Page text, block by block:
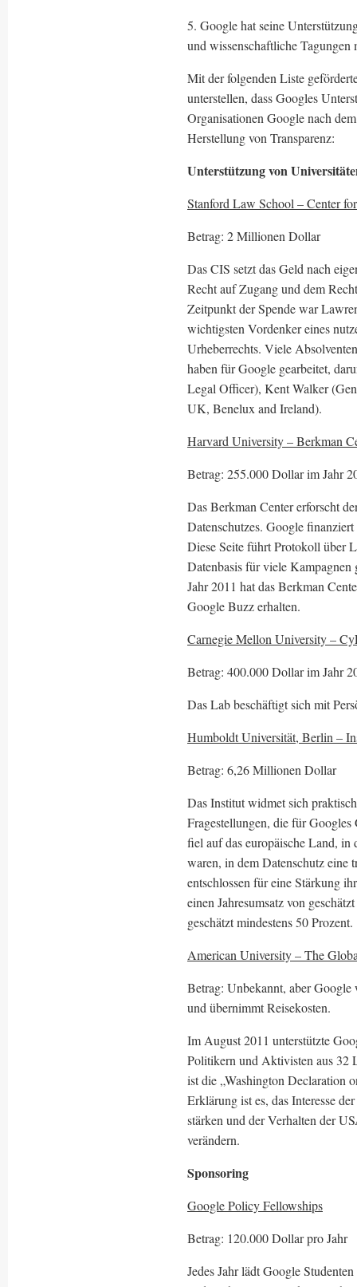
5. Google hat seine
und wissenschaftliche Tagungen
Mit der folgenden Liste
unterstellen, dass Googles
Organisationen Google nach
Herstellung von Transparenz:
Unterstützung von
Stanford Law School – Center
Betrag: 2 Millionen Dollar
Das CIS setzt das Geld nach
Recht auf Zugang und dem
Zeitpunkt der Spende war
wichtigsten Vordenker eines
Urheberrechts. Viele
haben für Google gearbeitet,
Legal Officer), Kent Walker
UK, Benelux and Ireland).
Harvard University – Berkman
Betrag: 255.000 Dollar im Jahr
Das Berkman Center erforscht
Datenschutzes. Google
Diese Seite führt Protokoll über
Datenbasis für viele
Jahr 2011 hat das Berkman
Google Buzz erhalten.
Carnegie Mellon University –
Betrag: 400.000 Dollar im Jahr
Das Lab beschäftigt sich mit
Humboldt Universität, Berlin –
Betrag: 6,26 Millionen Dollar
Das Institut widmet sich
Fragestellungen, die für
fiel auf das europäische Land, in
waren, in dem Datenschutz
entschlossen für eine Stärkung
einen Jahresumsatz von
geschätzt mindestens 50 Prozent.
American University – The
Betrag: Unbekannt, aber Google
und übernimmt Reisekosten.
Im August 2011 unterstützte
Politikern und Aktivisten aus 32
ist die „Washington Declaration
Erklärung ist es, das Interesse
stärken und der Verhalten der
verändern.
Sponsoring
Google Policy Fellowships
Betrag: 120.000 Dollar pro Jahr
Jedes Jahr lädt Google